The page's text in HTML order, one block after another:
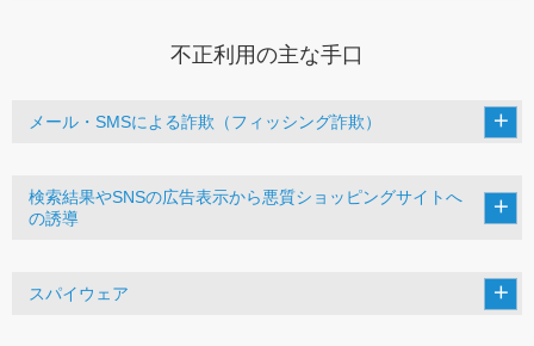
不正利用の主な手口
メール・SMSによる詐欺（フィッシング詐欺）
検索結果やSNSの広告表示から悪質ショッピングサイトへ
の誘導
スパイウェア